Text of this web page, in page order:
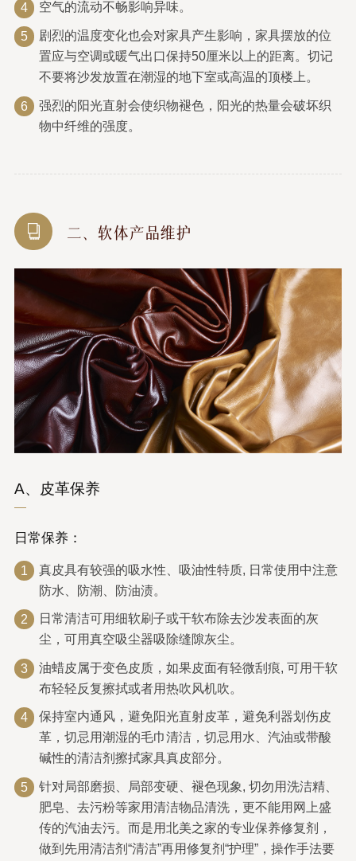
4 空气的流动不畅影响异味。
5
剧烈的温度变化也会对家具产生影响，家具摆放的位
置应与空调或暖气出口保持50厘米以上的距离。切记
不要将沙发放置在潮湿的地下室或高温的顶楼上。
6
强烈的阳光直射会使织物褪色，阳光的热量会破坏织
物中纤维的强度。
二、软体产品维护
A、皮革保养
日常保养：
1
真皮具有较强的吸水性、吸油性特质, 日常使用中注意
防水、防潮、防油渍。
2
日常清洁可用细软刷子或干软布除去沙发表面的灰
尘，可用真空吸尘器吸除缝隙灰尘。
3
油蜡皮属于变色皮质，如果皮面有轻微刮痕, 可用干软
布轻轻反复擦拭或者用热吹风机吹。
4
保持室内通风，避免阳光直射皮革，避免利器划伤皮
革，切忌用潮湿的毛巾清洁，切忌用水、汽油或带酸
碱性的清洁剂擦拭家具真皮部分。
5
针对局部磨损、局部变硬、褪色现象, 切勿用洗洁精、
肥皂、去污粉等家用清洁物品清洗，更不能用网上盛
传的汽油去污。而是用北美之家的专业保养修复剂，
做到先用清洁剂“清洁”再用修复剂“护理”，操作手法要